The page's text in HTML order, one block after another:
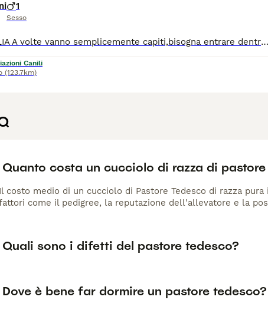
1
Sesso
SICILIA A volte vanno semplicemente capiti,bisogna entrare dentro il loro cuore e capire cosa hanno passato,attraversare il loro buio e le loro paure,squarciare il velo di rabbia e dolore e portare l'amore nelle loro vite,tutto questo prevede un percorso a volte un po' più lungo,così è stato per Sly un meraviglioso Pastore Tedesco di 7 anni abbandonato in strada magro,pieno di rogna pulci e zecche,quando è arrivato era arrabbiato con il mondo intero poche le persone che potevano entrare da lui,oggi Sly esce in passeggiata corre fuori dal box,scodinzola,si attacca molto all'essere umano a cui potrebbe regalare davvero tanto amore, a breve verrà sterilizzato si trova a trapani ma per buona adozione abbiamo sempre uno zainetto pieno di speranze pronto,una mamma la troviamo? Info adozione ****** oppure ****** Apri il tuo cuore e una gabbia Sly ti aspetta Per lui cerchiamo 🏡con giardino NON COMPATIBILE CON I GATTI
Canili
(123.7km)
Quanto costa un cucciolo di razza di
Il costo medio di un cucciolo di Pastore Tedesco di razza
come il pedigree, la reputazione dell'allevatore e la
Quali sono i difetti del pastore tedesco?
Dove è bene far dormire un pastore tedesco?